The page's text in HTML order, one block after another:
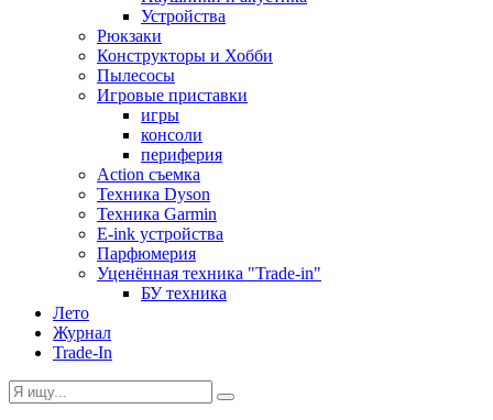
Устройства
Рюкзаки
Конструкторы и Хобби
Пылесосы
Игровые приставки
игры
консоли
периферия
Action съемка
Техника Dyson
Техника Garmin
E-ink устройства
Парфюмерия
Уценённая техника "Trade-in"
БУ техника
Лето
Журнал
Trade-In